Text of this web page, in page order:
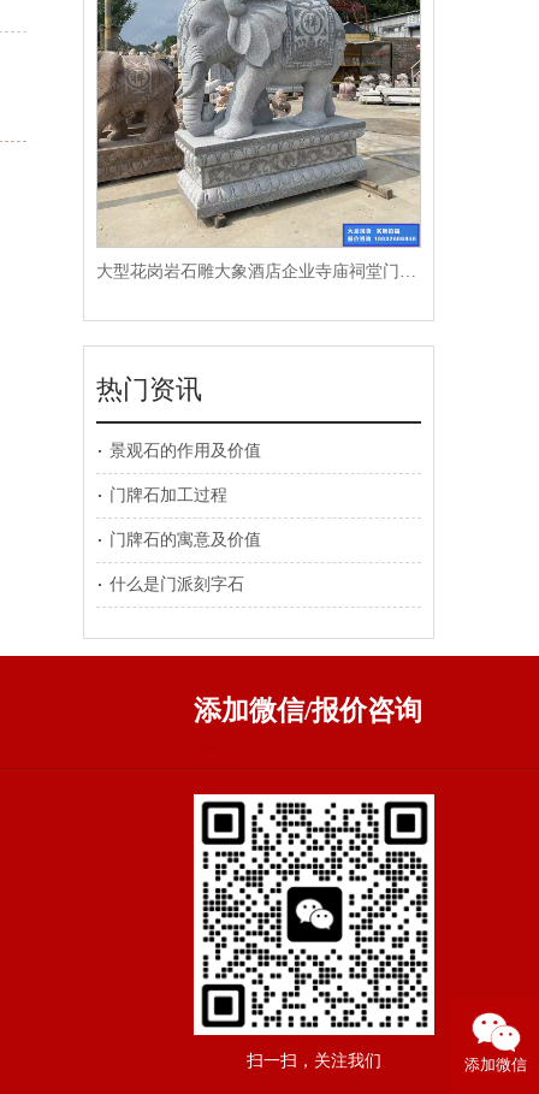
大型花岗岩石雕大象酒店企业寺庙祠堂门口招财摆件一对
热门资讯
景观石的作用及价值
门牌石加工过程
门牌石的寓意及价值
什么是门派刻字石
添加微信/报价咨询
扫一扫，关注我们 添加微信